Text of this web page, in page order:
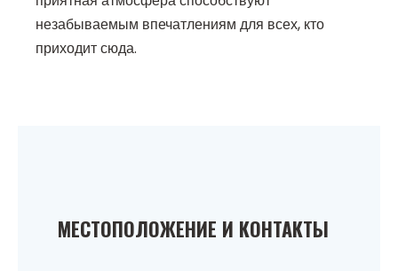
незабываемым впечатлениям для всех, кто
приходит сюда.
МЕСТОПОЛОЖЕНИЕ И КОНТАКТЫ